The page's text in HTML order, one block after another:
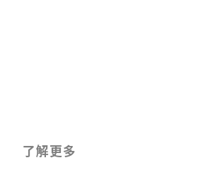
了解更多